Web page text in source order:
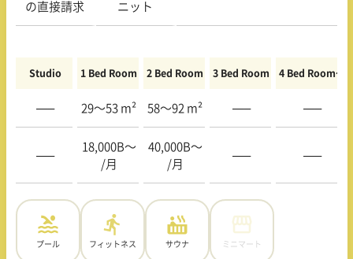
の直接請求
ニット
Studio 1 Bed Room 2 Bed Room 3 Bed Room 4 Bed Room〜
—– 29〜53 m² 58〜92 m² —– —–
—–
18,000B〜
/月
40,000B〜
/月
—– —–
プール フィットネス サウナ ミニマート